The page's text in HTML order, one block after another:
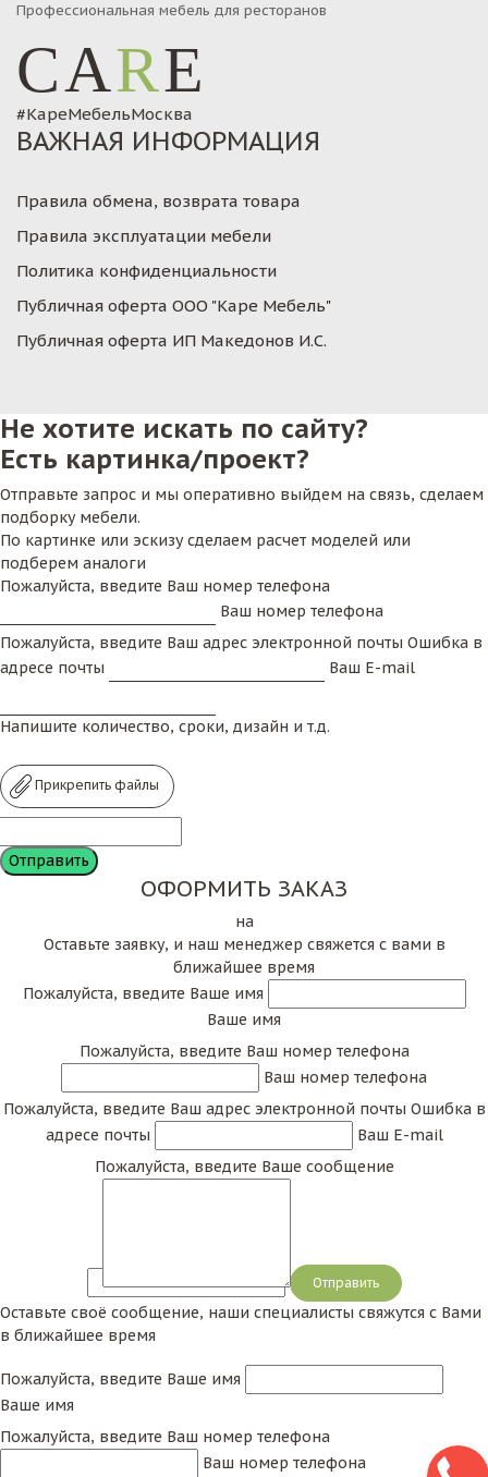
Профессиональная мебель для ресторанов
CARE
#КареМебельМосква
ВАЖНАЯ ИНФОРМАЦИЯ
Правила обмена, возврата товара
Правила эксплуатации мебели
Политика конфиденциальности
Публичная оферта ООО "Каре Мебель"
Публичная оферта ИП Македонов И.С.
Не хотите искать по сайту?
Есть картинка/проект?
Отправьте запрос и мы оперативно выйдем на связь, сделаем
подборку мебели.
По картинке или эскизу сделаем расчет моделей или
подберем аналоги
Пожалуйста, введите Ваш номер телефона
Ваш номер телефона
Пожалуйста, введите Ваш адрес электронной почты Ошибка в
адресе почты
Ваш E-mail
Напишите количество, сроки, дизайн и т.д.
Прикрепить файлы
ОФОРМИТЬ ЗАКАЗ
на
Оставьте заявку, и наш менеджер свяжется с вами в
ближайшее время
Пожалуйста, введите Ваше имя
Ваше имя
Пожалуйста, введите Ваш номер телефона
Ваш номер телефона
Пожалуйста, введите Ваш адрес электронной почты Ошибка в
адресе почты
Ваш E-mail
Пожалуйста, введите Ваше сообщение
Сообщение
Оставьте своё сообщение, наши специалисты свяжутся с Вами
в ближайшее время
Пожалуйста, введите Ваше имя
Ваше имя
Пожалуйста, введите Ваш номер телефона
Ваш номер телефона